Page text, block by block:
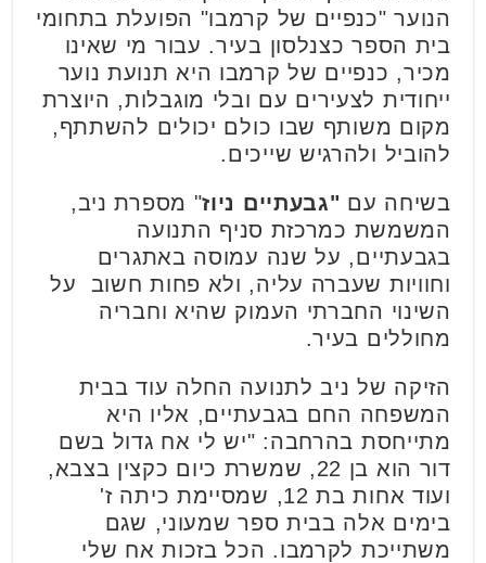
הנוער "כנפיים של קרמבו" הפועלת בתחומי
בית הספר כצנלסון בעיר. עבור מי שאינו
מכיר, כנפיים של קרמבו היא תנועת נוער
ייחודית לצעירים עם ובלי מוגבלות, היוצרת
מקום משותף שבו כולם יכולים להשתתף,
להוביל ולהרגיש שייכים.
בשיחה עם "גבעתיים ניוז" מספרת ניב,
המשמשת כמרכזת סניף התנועה
בגבעתיים, על שנה עמוסה באתגרים
וחוויות שעברה עליה, ולא פחות חשוב על
השינוי החברתי העמוק שהיא וחבריה
מחוללים בעיר.
הזיקה של ניב לתנועה החלה עוד בבית
המשפחה החם בגבעתיים, אליו היא
מתייחסת בהרחבה: "יש לי אח גדול בשם
דור הוא בן 22, שמשרת כיום כקצין בצבא,
ועוד אחות בת 12, שמסיימת כיתה ז'
בימים אלה בבית ספר שמעוני, שגם
משתייכת לקרמבו. הכל בזכות אח שלי